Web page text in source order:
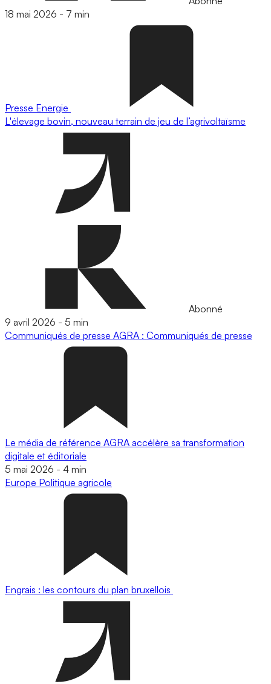
18 mai 2026 - 7 min
Presse Energie
L'élevage bovin, nouveau terrain de jeu de l’agrivoltaïsme
Abonné
9 avril 2026 - 5 min
Communiqués de presse AGRA : Communiqués de presse
Le média de référence AGRA accélère sa transformation
digitale et éditoriale
5 mai 2026 - 4 min
Europe Politique agricole
Engrais : les contours du plan bruxellois